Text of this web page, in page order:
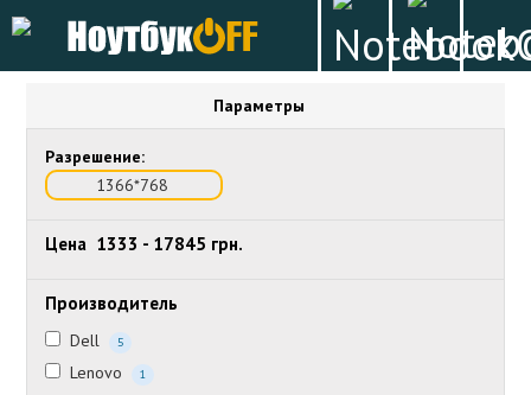
Параметры
Разрешение:
1366*768
Цена 1333 - 17845 грн.
Производитель
Dell 5
Lenovo 1